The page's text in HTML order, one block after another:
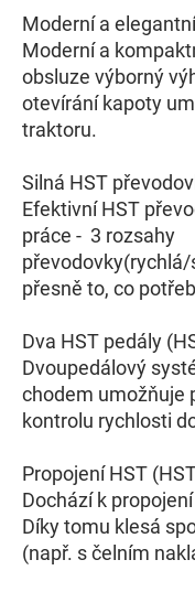
Moderní a
Moderní a
obsluze výborný
otevírání kapoty
traktoru.
Silná HST
Efektivní HST
práce - 3 rozsahy
přesně to, co
Dva HST pedály
Dvoupedálový
chodem umožňuje
kontrolu rychlosti
Propojení HST
Dochází k
Díky tomu klesá
(např. s čelním